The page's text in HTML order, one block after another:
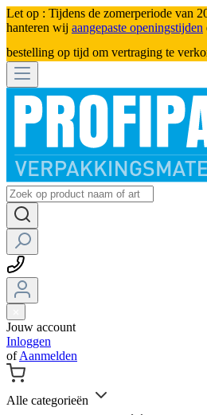
Let op : Tijdens de zomerperiode van
hanteren wij aangepaste openingstijden
bestelling op tijd om vertraging te
Jouw account
Inloggen
ofAanmelden
Alle categorieën